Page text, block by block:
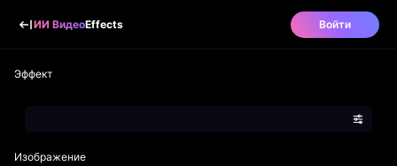
ИИ ВидеоEffects Войти
Эффект
Изображение